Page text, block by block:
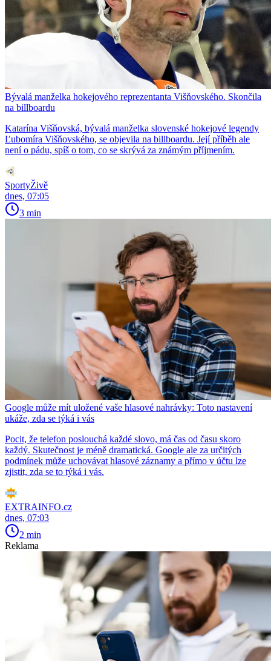
Bývalá manželka hokejového reprezentanta Višňovského. Skončila
na billboardu
Katarína Višňovská, bývalá manželka slovenské hokejové legendy
Ľubomíra Višňovského, se objevila na billboardu. Její příběh ale
není o pádu, spíš o tom, co se skrývá za známým příjmením.
SportyŽivě
dnes, 07:05
3 min
Google může mít uložené vaše hlasové nahrávky: Toto nastavení
ukáže, zda se týká i vás
Pocit, že telefon poslouchá každé slovo, má čas od času skoro
každý. Skutečnost je méně dramatická. Google ale za určitých
podmínek může uchovávat hlasové záznamy a přímo v účtu lze
zjistit, zda se to týká i vás.
EXTRAINFO.cz
dnes, 07:03
2 min
Reklama